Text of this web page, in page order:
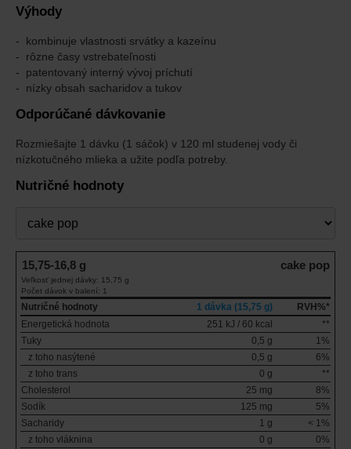
Výhody
kombinuje vlastnosti srvátky a kazeínu
rôzne časy vstrebateľnosti
patentovaný interný vývoj príchutí
nízky obsah sacharidov a tukov
Odporúčané dávkovanie
Rozmiešajte 1 dávku (1 sáčok) v 120 ml studenej vody či
nízkotučného mlieka a užite podľa potreby.
Nutričné hodnoty
15,75-16,8 g cake pop
Veľkosť jednej dávky: 15,75 g
Počet dávok v balení: 1
Nutričné hodnoty 1 dávka (15,75 g)
RVH%*
Energetická hodnota
251 kJ / 60 kcal
**
Tuky
0,5 g
1%
z toho nasýtené
0,5 g
6%
z toho trans
0 g
**
Cholesterol
25 mg
8%
Sodík
125 mg
5%
Sacharidy
1 g
< 1%
z toho vláknina
0 g
0%